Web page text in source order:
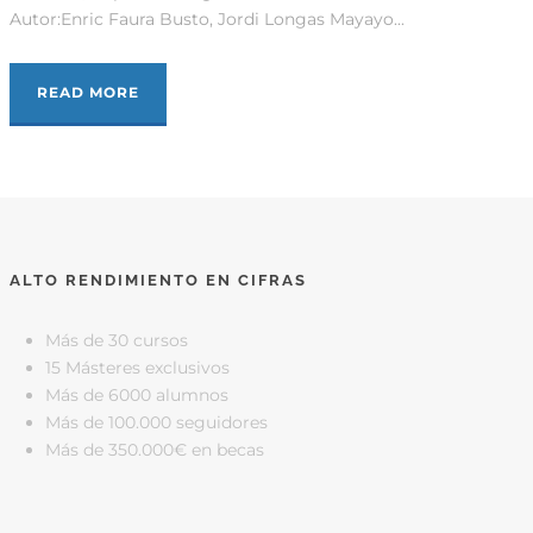
Autor:Enric Faura Busto, Jordi Longas Mayayo...
READ MORE
ALTO RENDIMIENTO EN CIFRAS
Más de 30 cursos
15 Másteres exclusivos
Más de 6000 alumnos
Más de 100.000 seguidores
Más de 350.000€ en becas